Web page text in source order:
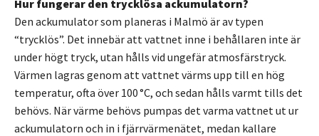
Hur fungerar den trycklösa ackumulatorn?
Den ackumulator som planeras i Malmö är av typen
“trycklös”. Det innebär att vattnet inne i behållaren inte är
under högt tryck, utan hålls vid ungefär atmosfärstryck.
Värmen lagras genom att vattnet värms upp till en hög
temperatur, ofta över 100 °C, och sedan hålls varmt tills det
behövs. När värme behövs pumpas det varma vattnet ut ur
ackumulatorn och in i fjärrvärmenätet, medan kallare